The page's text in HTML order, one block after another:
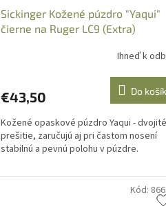
Sickinger Kožené púzdro "Yaqui"
čierne na Ruger LC9 (Extra)
Ihneď k
€43,50 Do
Kožené opaskové púzdro Yaqui - dvojité
prešitie, zaručujú aj pri častom nosení
stabilnú a pevnú polohu v púzdre.
Kód: